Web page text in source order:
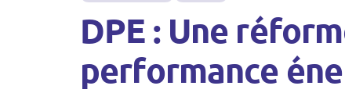
DPE : Une
performance